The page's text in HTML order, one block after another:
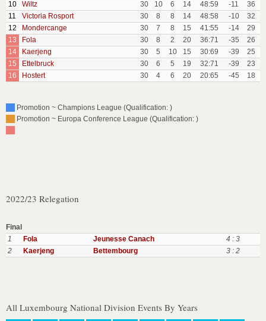
10
Wiltz 30 10 6 14 48:59 -11
36
11
Victoria Rosport 30 8 8 14 48:58 -10
32
12
Mondercange 30 7 8 15 41:55 -14
29
13
Fola 30 8 2 20 36:71 -35
26
14
Kaerjeng 30 5 10 15 30:69 -39
25
15
Ettelbruck 30 6 5 19 32:71 -39
23
16
Hostert 30 4 6 20 20:65 -45 18
Promotion ~ Champions League (Qualification: )
Promotion ~ Europa Conference League (Qualification: )
2022/23 Relegation
Final
1
Fola Jeunesse Canach
4 : 3
2
Kaerjeng Bettembourg 3 : 2
All Luxembourg National Division Events By Years